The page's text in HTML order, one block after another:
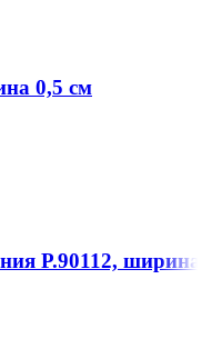
0,5 см
Р.90112, ширина